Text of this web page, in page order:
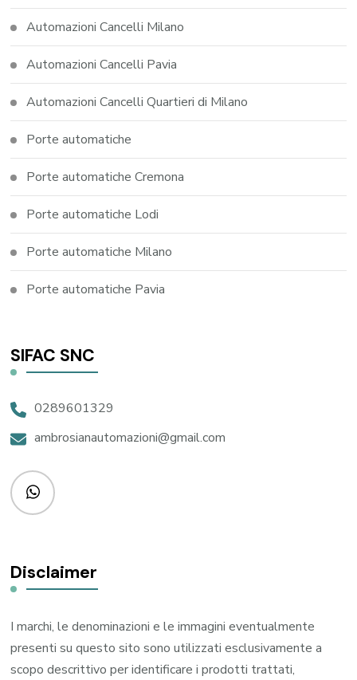
Automazioni Cancelli Milano
Automazioni Cancelli Pavia
Automazioni Cancelli Quartieri di Milano
Porte automatiche
Porte automatiche Cremona
Porte automatiche Lodi
Porte automatiche Milano
Porte automatiche Pavia
SIFAC SNC
0289601329
ambrosianautomazioni@gmail.com
Disclaimer
I marchi, le denominazioni e le immagini eventualmente
presenti su questo sito sono utilizzati esclusivamente a
scopo descrittivo per identificare i prodotti trattati,